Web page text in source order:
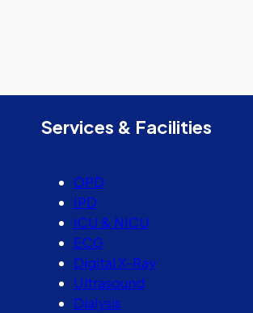
Services & Facilities
OPD
IPD
ICU & NICU
ECG
Digital X-Ray
Ultrasound
Dialysis